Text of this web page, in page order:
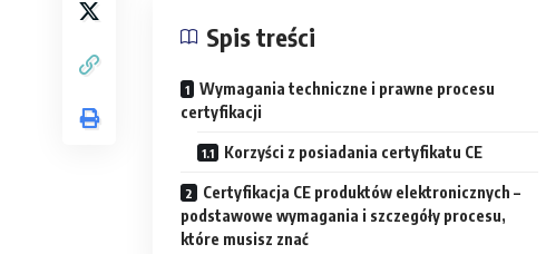
Spis treści
Wymagania techniczne i prawne procesu
certyfikacji
Korzyści z posiadania certyfikatu CE
Certyfikacja CE produktów elektronicznych –
podstawowe wymagania i szczegóły procesu,
które musisz znać